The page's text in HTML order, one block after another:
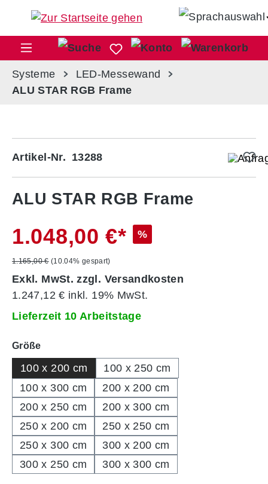
Zum Hauptinhalt springen
Systeme
LED-Messewand
ALU STAR RGB Frame
Bildergalerie überspringen
Artikel-Nr. 13288
ALU STAR RGB Frame
1.048,00 €* %
1.165,00 € (10.04% gespart)
Exkl. MwSt. zzgl. Versandkosten
1.247,12 € inkl. 19% MwSt.
Lieferzeit 10 Arbeitstage
Größeauswählen
100 x 200 cm
100 x 250 cm
100 x 300 cm
200 x 200 cm
200 x 250 cm
200 x 300 cm
250 x 200 cm
250 x 250 cm
250 x 300 cm
300 x 200 cm
300 x 250 cm
300 x 300 cm